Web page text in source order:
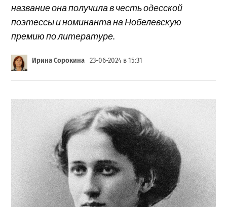
название она получила в честь одесской
поэтессы и номинанта на Нобелевскую
премию по литературе.
Ирина Сорокина 23-06-2024 в 15:31